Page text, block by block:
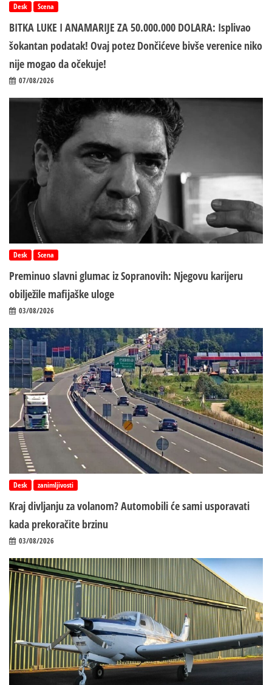
Desk Scena
BITKA LUKE I ANAMARIJE ZA 50.000.000 DOLARA: Isplivao
šokantan podatak! Ovaj potez Dončićeve bivše verenice niko
nije mogao da očekuje!
07/08/2026
Desk Scena
Preminuo slavni glumac iz Sopranovih: Njegovu karijeru
obilježile mafijaške uloge
03/08/2026
Desk zanimljivosti
Kraj divljanju za volanom? Automobili će sami usporavati
kada prekoračite brzinu
03/08/2026